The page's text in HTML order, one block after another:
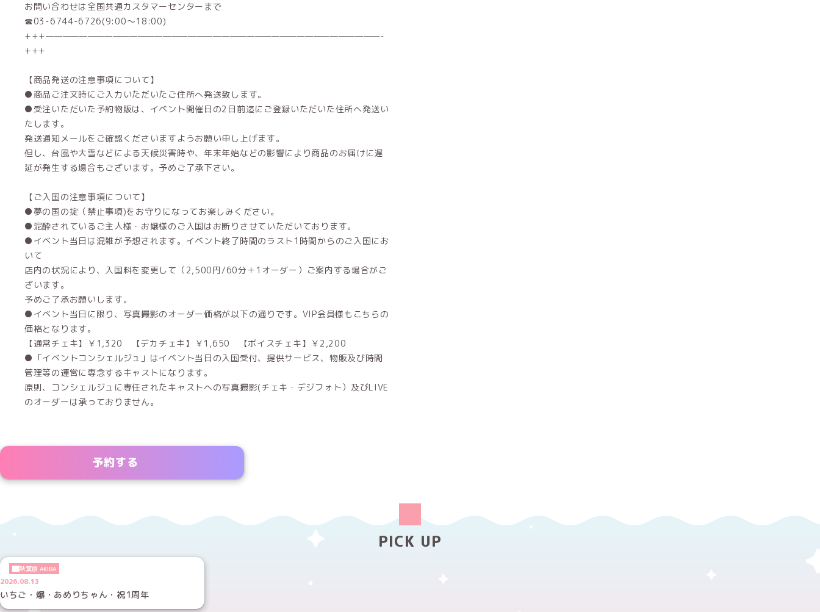
お問い合わせは全国共通カスタマーセンターまで
☎03-6744-6726(9:00～18:00)
+++————————————————————————————————————————-
+++
【商品発送の注意事項について】
●商品ご注文時にご入力いただいたご住所へ発送致します。
●受注いただいた予約物販は、イベント開催日の2日前迄にご登録いただいた住所へ発送い
たします。
発送通知メールをご確認くださいますようお願い申し上げます。
但し、台風や大雪などによる天候災害時や、年末年始などの影響により商品のお届けに遅
延が発生する場合もございます。予めご了承下さい。
【ご入国の注意事項について】
●夢の国の掟（禁止事項)をお守りになってお楽しみください。
●泥酔されているご主人様・お嬢様のご入国はお断りさせていただいております。
●イベント当日は混雑が予想されます。イベント終了時間のラスト1時間からのご入国にお
いて
店内の状況により、入国料を変更して（2,500円/60分＋1オーダー）ご案内する場合がご
ざいます。
予めご了承お願いします。
●イベント当日に限り、写真撮影のオーダー価格が以下の通りです。VIP会員様もこちらの
価格となります。
【通常チェキ】￥1,320 【デカチェキ】￥1,650 【ボイスチェキ】￥2,200
●「イベントコンシェルジュ」はイベント当日の入国受付、提供サービス、物販及び時間
管理等の運営に専念するキャストになります。
原則、コンシェルジュに専任されたキャストへの写真撮影(チェキ・デジフォト）及びLIVE
のオーダーは承っておりません。
予約する
PICK UP
秋葉原 AKIBA
2026.08.13
いちご・爆・あめりちゃん・祝1周年